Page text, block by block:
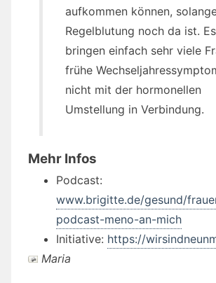
aufkommen können,
Regelblutung noch da ist. Es
bringen einfach sehr viele
frühe
nicht mit der hormonellen
Umstellung in Verbindung.
Mehr Infos
Podcast:
www.brigitte.de/gesund/
podcast-meno-an-mich
Initiative: https://
Maria